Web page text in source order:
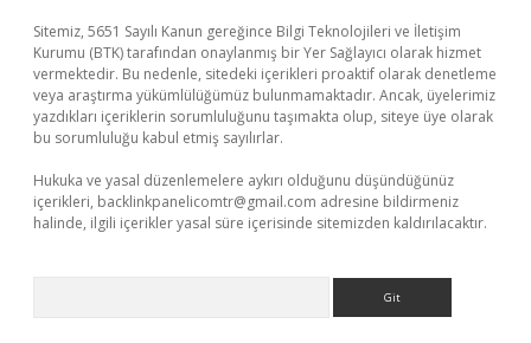
Sitemiz, 5651 Sayılı Kanun gereğince Bilgi Teknolojileri ve İletişim
Kurumu (BTK) tarafından onaylanmış bir Yer Sağlayıcı olarak hizmet
vermektedir. Bu nedenle, sitedeki içerikleri proaktif olarak denetleme
veya araştırma yükümlülüğümüz bulunmamaktadır. Ancak, üyelerimiz
yazdıkları içeriklerin sorumluluğunu taşımakta olup, siteye üye olarak
bu sorumluluğu kabul etmiş sayılırlar.
Hukuka ve yasal düzenlemelere aykırı olduğunu düşündüğünüz
içerikleri, backlinkpanelicomtr@gmail.com adresine bildirmeniz
halinde, ilgili içerikler yasal süre içerisinde sitemizden kaldırılacaktır.